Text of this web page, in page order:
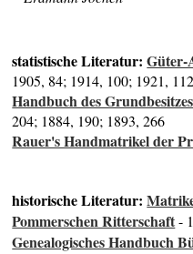
statistische Literatur:Güter-
1905, 84; 1914, 100; 1921,
Handbuch des
204; 1884, 190; 1893, 266
Rauer's Handmatrikel der
historische Literatur:
Pommerschen Ritterschaft-
Genealogisches Handbuch